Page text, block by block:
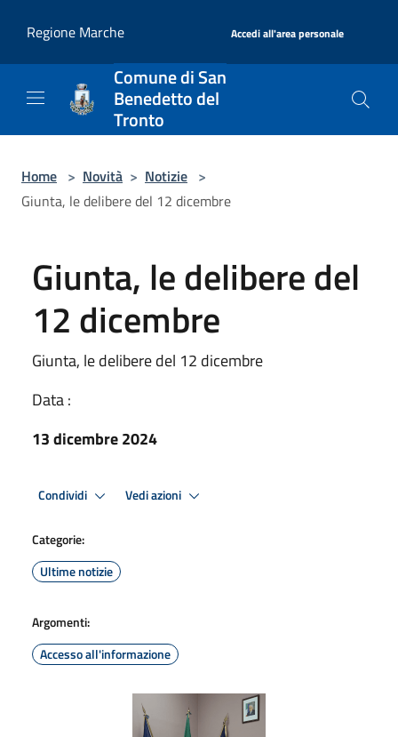
Regione Marche
Accedi all'area personale
Comune di San
Benedetto del
Tronto
Home > Novità > Notizie >
Giunta, le delibere del 12 dicembre
Giunta, le delibere del
12 dicembre
Giunta, le delibere del 12 dicembre
Data :
13 dicembre 2024
Condividi Vedi azioni
Categorie:
Ultime notizie
Argomenti:
Accesso all'informazione